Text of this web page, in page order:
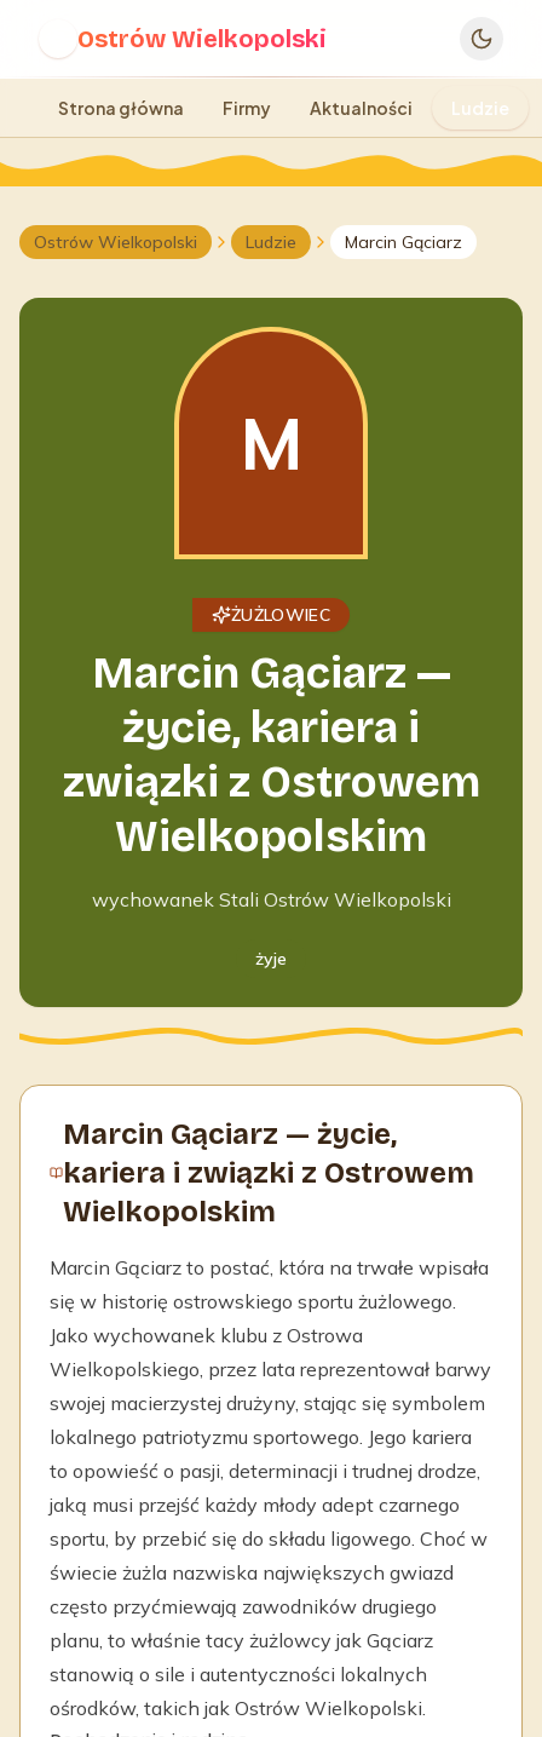
Ostrów Wielkopolski
Strona główna Firmy Aktualności Ludzie
Ostrów Wielkopolski Ludzie Marcin Gąciarz
M
ŻUŻLOWIEC
Marcin Gąciarz —
życie, kariera i
związki z Ostrowem
Wielkopolskim
wychowanek Stali Ostrów Wielkopolski
żyje
Marcin Gąciarz — życie,
kariera i związki z Ostrowem
Wielkopolskim
Marcin Gąciarz to postać, która na trwałe wpisała
się w historię ostrowskiego sportu żużlowego.
Jako wychowanek klubu z Ostrowa
Wielkopolskiego, przez lata reprezentował barwy
swojej macierzystej drużyny, stając się symbolem
lokalnego patriotyzmu sportowego. Jego kariera
to opowieść o pasji, determinacji i trudnej drodze,
jaką musi przejść każdy młody adept czarnego
sportu, by przebić się do składu ligowego. Choć w
świecie żużla nazwiska największych gwiazd
często przyćmiewają zawodników drugiego
planu, to właśnie tacy żużlowcy jak Gąciarz
stanowią o sile i autentyczności lokalnych
ośrodków, takich jak Ostrów Wielkopolski.